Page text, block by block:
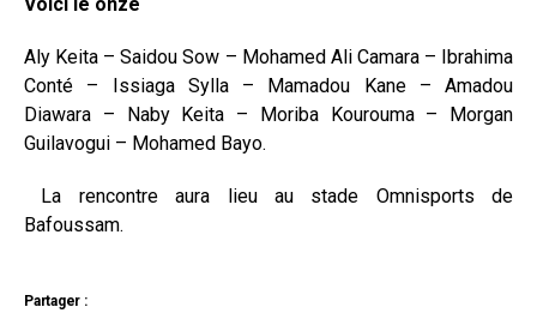
Voici le onze
Aly Keita – Saidou Sow – Mohamed Ali Camara – Ibrahima
Conté – Issiaga Sylla – Mamadou Kane – Amadou
Diawara – Naby Keita – Moriba Kourouma – Morgan
Guilavogui – Mohamed Bayo.
La rencontre aura lieu au stade Omnisports de
Bafoussam.
Partager :